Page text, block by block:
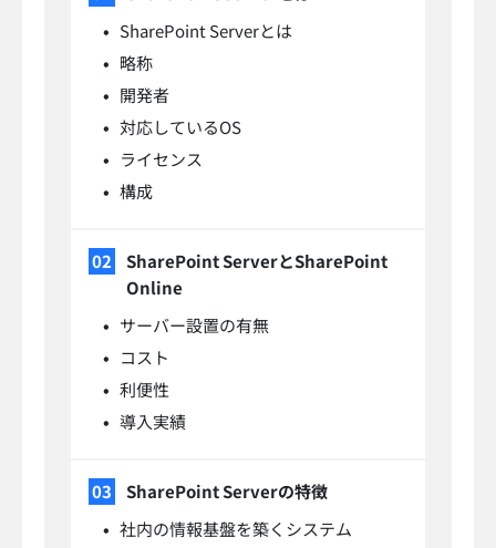
SharePoint Serverとは
略称
開発者
対応しているOS
ライセンス
構成
SharePoint ServerとSharePoint
Online
サーバー設置の有無
コスト
利便性
導入実績
SharePoint Serverの特徴
社内の情報基盤を築くシステム